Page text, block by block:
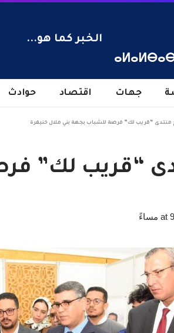
الخبر كما هو...
جهات اقتصاد حوادث
منتدى “قريب لك” فرصة للشباب بجهة بني ملال خنيفرة
“قريب لك”